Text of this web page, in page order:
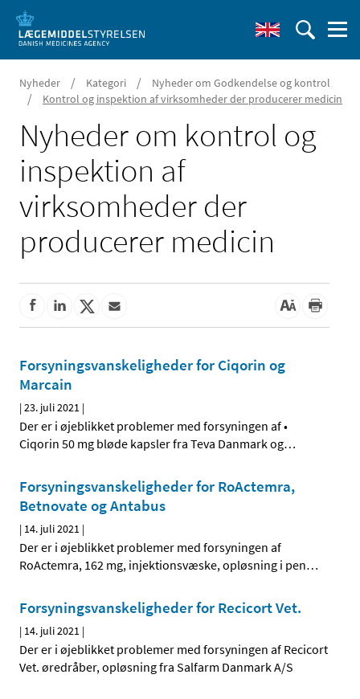
Nyheder / Kategori / Nyheder om Godkendelse og kontrol
/ Kontrol og inspektion af virksomheder der producerer medicin
Nyheder om kontrol og
inspektion af
virksomheder der
producerer medicin
Forsyningsvanskeligheder for Ciqorin og
Marcain
|23. juli 2021 |
Der er i øjeblikket problemer med forsyningen af •
Ciqorin 50 mg bløde kapsler fra Teva Danmark og…
Forsyningsvanskeligheder for RoActemra,
Betnovate og Antabus
| 14. juli 2021 |
Der er i øjeblikket problemer med forsyningen af
RoActemra, 162 mg, injektionsvæske, opløsning i pen…
Forsyningsvanskeligheder for Recicort Vet.
| 14. juli 2021 |
Der er i øjeblikket problemer med forsyningen af Recicort
Vet. øredråber, opløsning fra Salfarm Danmark A/S